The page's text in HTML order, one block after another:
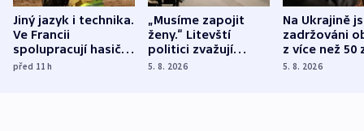
Jiný jazyk i technika.
Ve Francii
spolupracují hasiči z
různých zemí
před 11h
„Musíme zapojit
ženy.“ Litevští
politici zvažují
dohodu o
5. 8. 2026
Na Ukrajině
zadržováni
z více než 50
Bojovali na
5. 8. 2026